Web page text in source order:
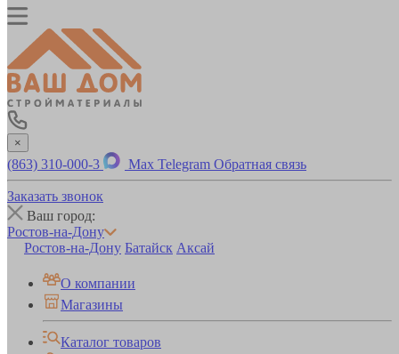
×
(863) 310-000-3 Max Telegram Обратная связь
Заказать звонок
Ваш город:
Ростов-на-Дону
Ростов-на-Дону Батайск Аксай
О компании
Магазины
Каталог товаров